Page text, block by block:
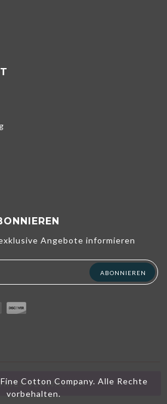
Angebote informieren
ABONNIEREN
Cotton Company. Alle Rechte
vorbehalten.
unsere Dienste zu verbessern,
unten aufgeführten optionalen Cookies
Ihr Erlebnis beeinträchtigen. Weitere
in derCookie-Richtlinie
AKZEPTIEREN
VERWALTEN